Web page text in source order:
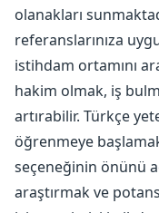
olanakları
referanslarınıza
istihdam ortamını
hakim olmak, iş
artırabilir. Türkçe
öğrenmeye
seçeneğinin önünü
araştırmak ve